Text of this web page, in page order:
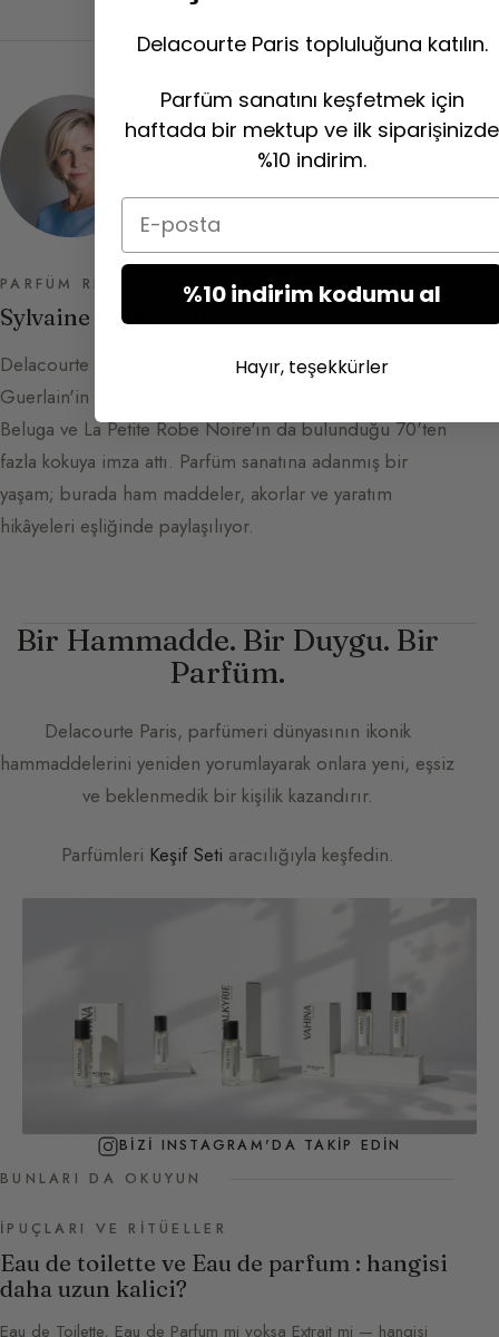
PARFÜM REHBERI'NIN YARATICISI
Sylvaine Delacourte
Delacourte Paris'in kurucusu ve 15 yıl boyunca
Guerlain'in kreatif direktörü olarak, aralarında Cuir
Beluga ve La Petite Robe Noire'ın da bulunduğu 70'ten
fazla kokuya imza attı. Parfüm sanatına adanmış bir
yaşam; burada ham maddeler, akorlar ve yaratım
hikâyeleri eşliğinde paylaşılıyor.
Bir Hammadde. Bir Duygu. Bir
Parfüm.
Delacourte Paris, parfümeri dünyasının ikonik
hammaddelerini yeniden yorumlayarak onlara yeni, eşsiz
ve beklenmedik bir kişilik kazandırır.
Parfümleri Keşif Seti aracılığıyla keşfedin.
BIZI INSTAGRAM'DA TAKIP EDIN
BUNLARI DA OKUYUN
İPUÇLARI VE RITÜELLER
Eau de toilette ve Eau de parfum : hangisi
daha uzun kalici?
Eau de Toilette, Eau de Parfum mi yoksa Extrait mi — hangisi
Delacourte Paris topluluğuna katılın.
Parfüm sanatını keşfetmek için
haftada bir mektup ve ilk siparişinizde
%10 indirim.
Email
%10 indirim kodumu al
Hayır, teşekkürler